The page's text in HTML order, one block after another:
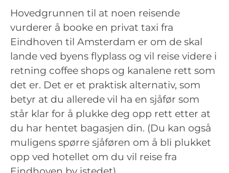
Hovedgrunnen til at noen reisende
vurderer å booke en privat taxi fra
Eindhoven til Amsterdam er om de skal
lande ved byens flyplass og vil reise videre i
retning coffee shops og kanalene rett som
det er. Det er et praktisk alternativ, som
betyr at du allerede vil ha en sjåfør som
står klar for å plukke deg opp rett etter at
du har hentet bagasjen din. (Du kan også
muligens spørre sjåføren om å bli plukket
opp ved hotellet om du vil reise fra